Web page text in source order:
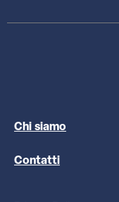
Chi siamo
Contatti